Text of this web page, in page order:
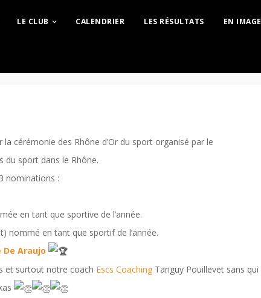
LE CLUB CALENDRIER LES RÉSULTATS EN IMAGE
cérémonie des Rhône d’Or du sport organisé par le
du sport dans le Rhône.
nominations :
en tant que sportive de l’année.
nommé en tant que sportif de l’année.
Araujo
et surtout notre coach Escs Coaching Tanguy Pouillevet sans qui